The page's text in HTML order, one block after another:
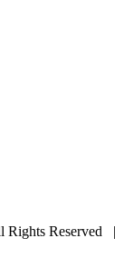
Reserved |